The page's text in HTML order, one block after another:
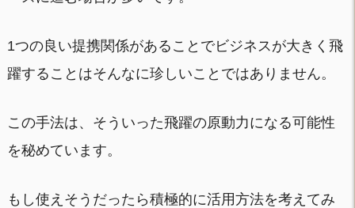
1つの良い提携関係があることでビジネスが大きく飛
躍することはそんなに珍しいことではありません。
この手法は、そういった飛躍の原動力になる可能性
を秘めています。
もし使えそうだったら積極的に活用方法を考えてみ